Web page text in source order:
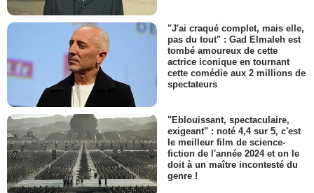
"J'ai craqué complet, mais elle,
pas du tout" : Gad Elmaleh est
tombé amoureux de cette
actrice iconique en tournant
cette comédie aux 2 millions de
spectateurs
"Eblouissant, spectaculaire,
exigeant" : noté 4,4 sur 5, c'est
le meilleur film de science-
fiction de l'année 2024 et on le
doit à un maître incontesté du
genre !